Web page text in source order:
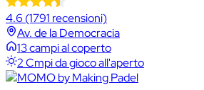
4.6 (1791 recensioni)
Av. de la Democracia
13 campi al coperto
2 Cmpi da gioco all'aperto